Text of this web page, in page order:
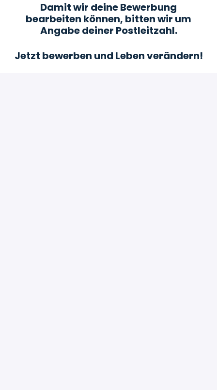
Damit wir deine Bewerbung
bearbeiten können, bitten wir um
Angabe deiner Postleitzahl.
Jetzt bewerben und Leben verändern!